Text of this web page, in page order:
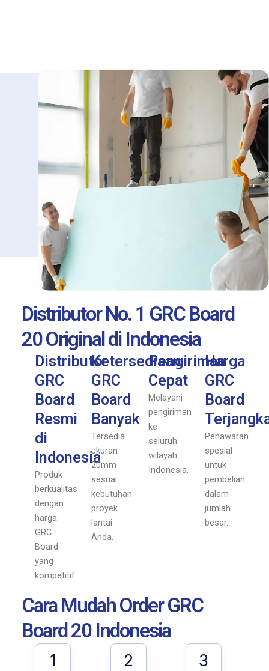
Distributor No. 1 GRC Board
20 Original di Indonesia
Distributor
GRC
Board
Resmi
di
Indonesia
Produk
berkualitas
dengan
harga
GRC
Board
yang
kompetitif.
Ketersediaan
GRC
Board
Banyak
Tersedia
ukuran
20mm
sesuai
kebutuhan
proyek
lantai
Anda.
Pengiriman
Cepat
Melayani
pengiriman
ke
seluruh
wilayah
Indonesia.
Harga
GRC
Board
Penawaran
spesial
untuk
pembelian
dalam
jumlah
besar.
Cara Mudah Order GRC
Board 20 Indonesia
1 2 3